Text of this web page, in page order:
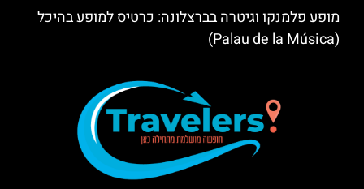
מופע פלמנקו וגיטרה בברצלונה: כרטיס למופע בהיכל
(Palau de la Música)